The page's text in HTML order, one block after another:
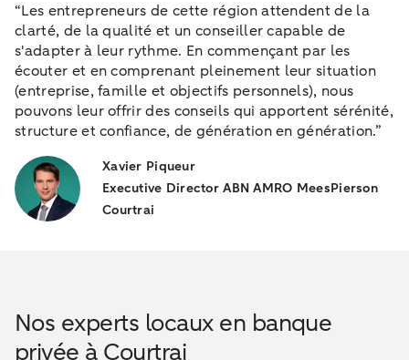
“Les entrepreneurs de cette région attendent de la
clarté, de la qualité et un conseiller capable de
s'adapter à leur rythme. En commençant par les
écouter et en comprenant pleinement leur situation
(entreprise, famille et objectifs personnels), nous
pouvons leur offrir des conseils qui apportent sérénité,
structure et confiance, de génération en génération.”
Xavier Piqueur
Executive Director ABN AMRO MeesPierson
Courtrai
Nos experts locaux en banque
privée à Courtrai